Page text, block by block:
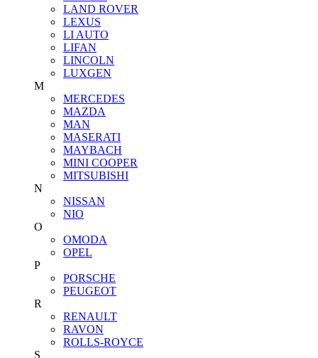
LAND ROVER
LEXUS
LI AUTO
LIFAN
LINCOLN
LUXGEN
M
MERCEDES
MAZDA
MAN
MASERATI
MAYBACH
MINI COOPER
MITSUBISHI
N
NISSAN
NIO
O
OMODA
OPEL
P
PORSCHE
PEUGEOT
R
RENAULT
RAVON
ROLLS-ROYCE
S